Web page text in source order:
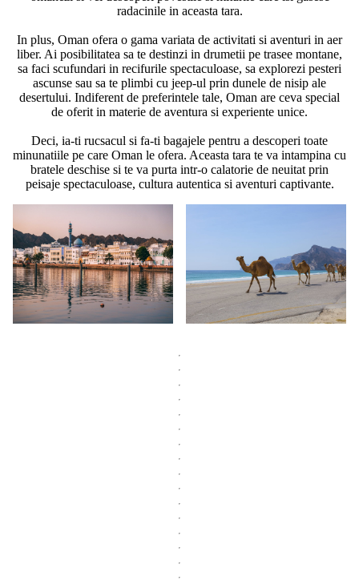
radacinile in aceasta tara.
In plus, Oman ofera o gama variata de activitati si aventuri in aer
liber. Ai posibilitatea sa te destinzi in drumetii pe trasee montane,
sa faci scufundari in recifurile spectaculoase, sa explorezi pesteri
ascunse sau sa te plimbi cu jeep-ul prin dunele de nisip ale
desertului. Indiferent de preferintele tale, Oman are ceva special
de oferit in materie de aventura si experiente unice.
Deci, ia-ti rucsacul si fa-ti bagajele pentru a descoperi toate
minunatiile pe care Oman le ofera. Aceasta tara te va intampina cu
bratele deschise si te va purta intr-o calatorie de neuitat prin
peisaje spectaculoase, cultura autentica si aventuri captivante.